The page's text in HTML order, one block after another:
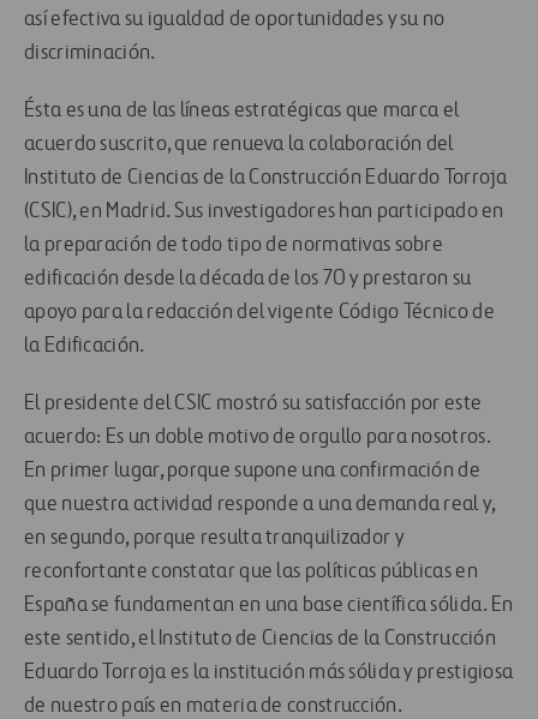
así efectiva su igualdad de oportunidades y su no
discriminación.
Ésta es una de las líneas estratégicas que marca el
acuerdo suscrito, que renueva la colaboración del
Instituto de Ciencias de la Construcción Eduardo Torroja
(CSIC), en Madrid. Sus investigadores han participado en
la preparación de todo tipo de normativas sobre
edificación desde la década de los 70 y prestaron su
apoyo para la redacción del vigente Código Técnico de
la Edificación.
El presidente del CSIC mostró su satisfacción por este
acuerdo: Es un doble motivo de orgullo para nosotros.
En primer lugar, porque supone una confirmación de
que nuestra actividad responde a una demanda real y,
en segundo, porque resulta tranquilizador y
reconfortante constatar que las políticas públicas en
España se fundamentan en una base científica sólida. En
este sentido, el Instituto de Ciencias de la Construcción
Eduardo Torroja es la institución más sólida y prestigiosa
de nuestro país en materia de construcción.